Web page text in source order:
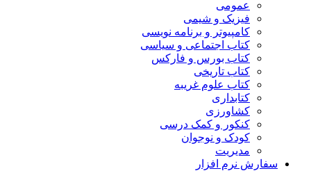
عمومی
فیزیک و شیمی
کامپیوتر و برنامه نویسی
کتاب اجتماعی و سیاسی
کتاب بورس و فارکس
کتاب تاریخی
کتاب علوم غریبه
کتابداری
کشاورزی
کنکور و کمک‌ درسی
کودک و نوجوان
مدیریت
سفارش نرم افزار